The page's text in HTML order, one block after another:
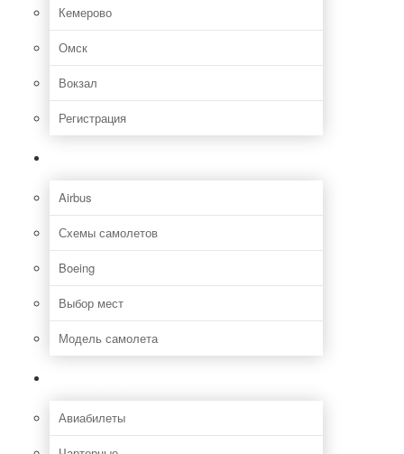
Кемерово
Омск
Вокзал
Регистрация
Airbus
Схемы самолетов
Boeing
Выбор мест
Модель самолета
Авиабилеты